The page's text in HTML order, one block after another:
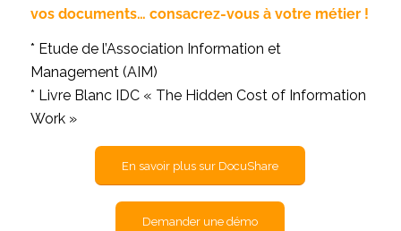
vos documents… consacrez-vous à votre métier !
* Etude de l’Association Information et
Management (AIM)
* Livre Blanc IDC « The Hidden Cost of Information
Work »
En savoir plus sur DocuShare
Demander une démo